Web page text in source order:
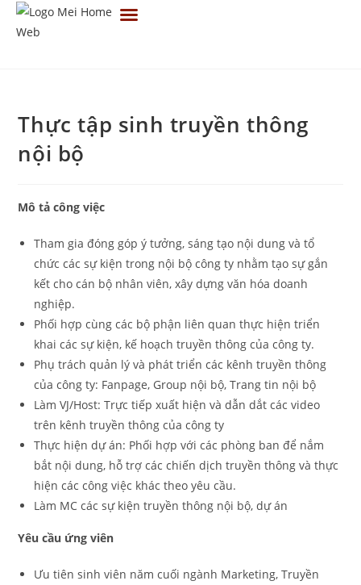
Thực tập sinh truyền thông
nội bộ
Mô tả công việc
Tham gia đóng góp ý tưởng, sáng tạo nội dung và tổ
chức các sự kiện trong nội bộ công ty nhằm tạo sự gắn
kết cho cán bộ nhân viên, xây dựng văn hóa doanh
nghiệp.
Phối hợp cùng các bộ phận liên quan thực hiện triển
khai các sự kiện, kế hoạch truyền thông của công ty.
Phụ trách quản lý và phát triển các kênh truyền thông
của công ty: Fanpage, Group nội bộ, Trang tin nội bộ
Làm VJ/Host: Trực tiếp xuất hiện và dẫn dắt các video
trên kênh truyền thông của công ty
Thực hiện dự án: Phối hợp với các phòng ban để nắm
bắt nội dung, hỗ trợ các chiến dịch truyền thông và thực
hiện các công việc khác theo yêu cầu.
Làm MC các sự kiện truyền thông nội bộ, dự án
Yêu cầu ứng viên
Ưu tiên sinh viên năm cuối ngành Marketing, Truyền